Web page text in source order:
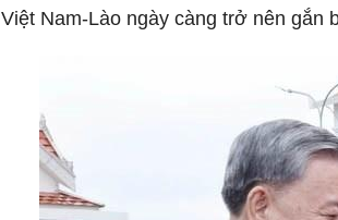
Việt Nam-Lào ngày càng trở nên gắn